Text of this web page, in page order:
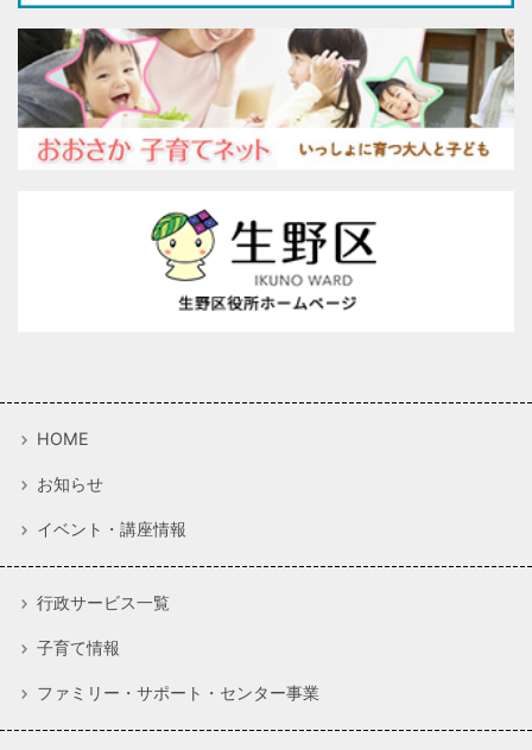
HOME
お知らせ
イベント・講座情報
行政サービス一覧
子育て情報
ファミリー・サポート・センター事業